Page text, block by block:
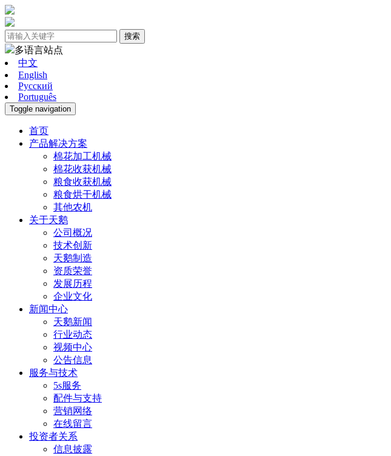
搜索
多语言站点
中文
English
Pусский
Português
Toggle navigation
首页
产品解决方案
棉花加工机械
棉花收获机械
粮食收获机械
粮食烘干机械
其他农机
关于天鹅
公司概况
技术创新
天鹅制造
资质荣誉
发展历程
企业文化
新闻中心
天鹅新闻
行业动态
视频中心
公告信息
服务与技术
5s服务
配件与支持
营销网络
在线留言
投资者关系
信息披露